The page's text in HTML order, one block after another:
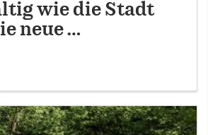
wie die Stadt
neue …